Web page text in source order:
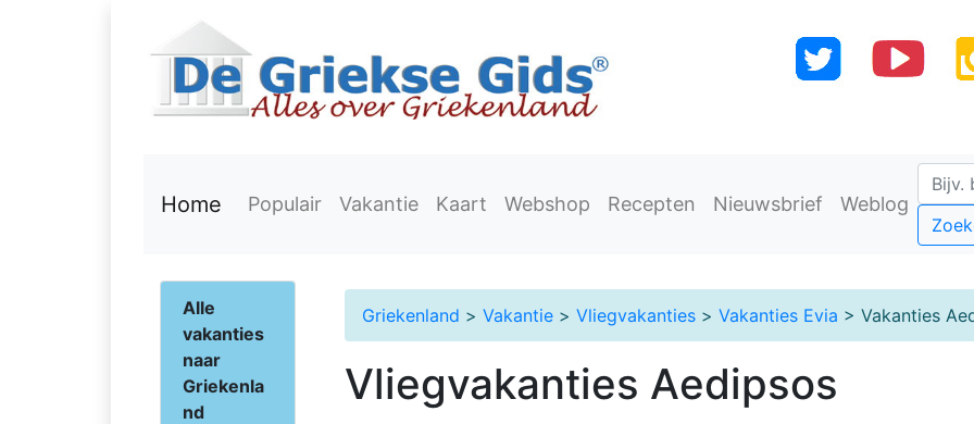
Home Populair Vakantie Kaart Webshop Recepten Nieuwsbrief Weblog
Alle
vakanties
naar
Griekenla
nd
Griekenland > Vakantie > Vliegvakanties > Vakanties Evia > Vakanties
Vliegvakanties Aedipsos